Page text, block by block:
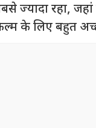
ज्यादा रहा,
के लिए बहुत